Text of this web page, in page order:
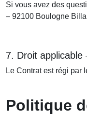
Si vous avez des
– 92100 Boulogne
7. Droit
Le Contrat est régi par
Politique